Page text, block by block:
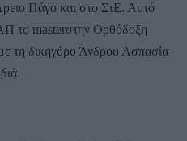
Πάγο και στο ΣτΕ. Αυτό
το masterστην Ορθόδοξη
τη δικηγόρο Άνδρου Ασπασία